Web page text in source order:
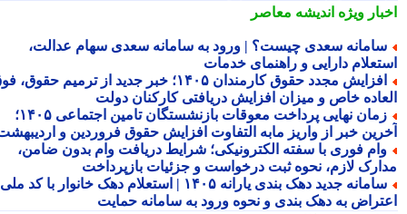
ویژهاندیشه معاصر
سعدی چیست؟ | ورود به سامانه سعدی سهام عدالت،
دارایی و راهنمای خدمات
افزایش مجدد حقوق کارمندان ۱۴۰۵؛ خبر جدید از ترمیم حقوق، فوق
خاص و میزان افزایش دریافتی کارکنان دولت
زمان نهایی پرداخت معوقات بازنشستگان تامین اجتماعی ۱۴۰۵؛
خبر از واریز مابه التفاوت افزایش حقوق فروردین و اردیبهشت
فوری با سفته الکترونیکی؛ شرایط دریافت وام بدون ضامن،
لازم، نحوه ثبت درخواست و جزئیات بازپرداخت
سامانه جدید دهک بندی یارانه ۱۴۰۵ | استعلام دهک خانوار با کد ملی،
به دهک بندی و نحوه ورود به سامانه حمایت